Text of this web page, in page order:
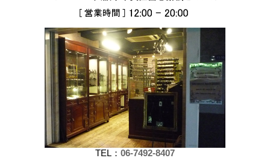
TEL： 06-7492-8407